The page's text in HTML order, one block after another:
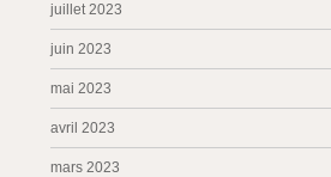
juillet 2023
juin 2023
mai 2023
avril 2023
mars 2023